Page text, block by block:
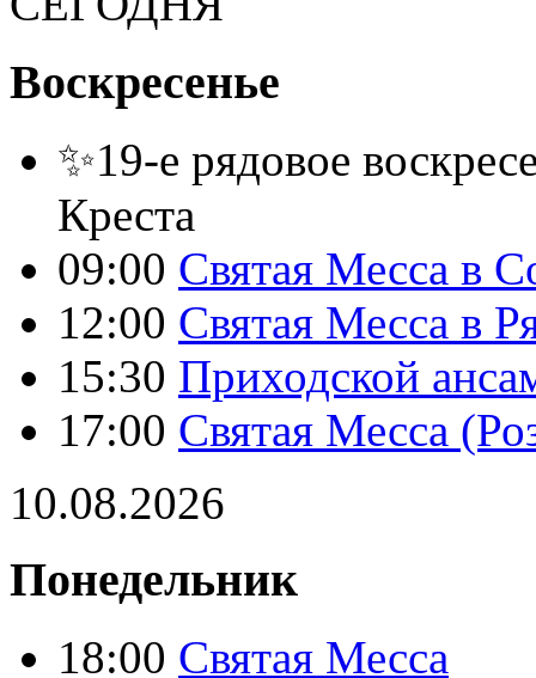
Воскресенье
✨19-е рядовое
Креста
09:00 Святая Месса в
12:00 Святая Месса в
15:30 Приходской
17:00 Святая Месса
10.08.2026
Понедельник
18:00 Святая Месса